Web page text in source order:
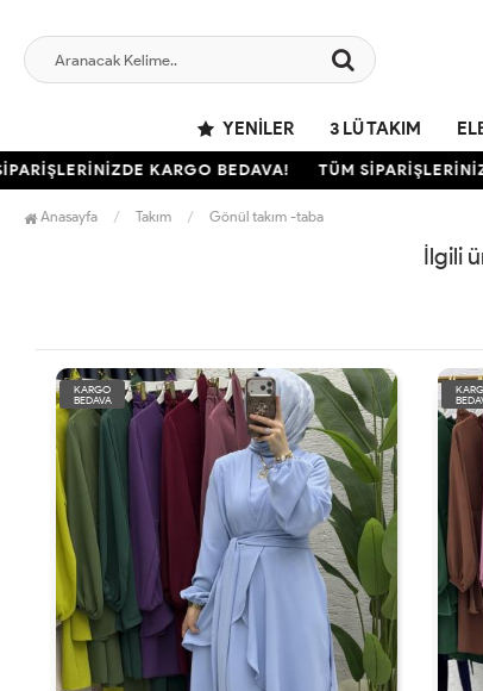
YENILER 3 LÜ TAKIM
KARGO BEDAVA! TÜM
Anasayfa Takım Gönül takım -taba
İlgili
KARGO
BEDAVA